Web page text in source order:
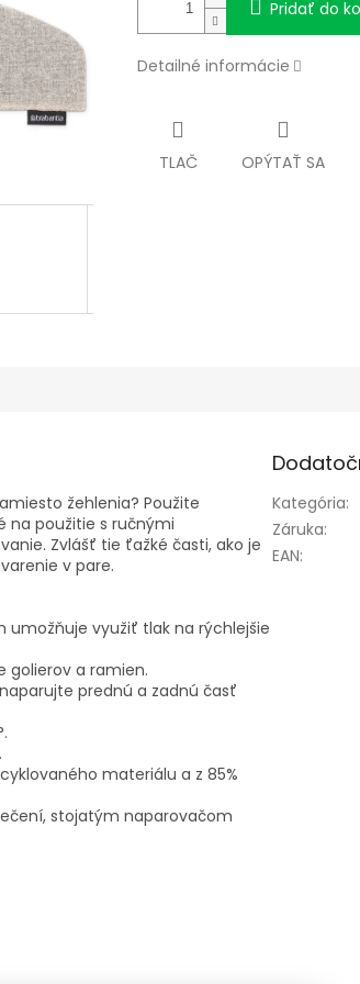
Pridať do
Detailné informácie
TLAČ OPÝTAŤ SA
žehlenia? Použite
na použitie s ručnými
Zvlášť tie ťažké časti, ako je
v pare.
umožňuje využiť tlak na rýchlejšie
golierov a ramien.
prednú a zadnú časť
materiálu a z 85%
stojatým naparovačom
Kategória:
Záruka:
EAN: